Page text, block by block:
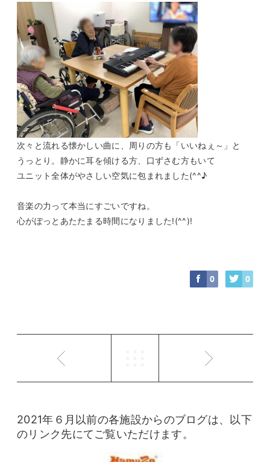
次々と流れる懐かしい曲に、周りの方も「いいねぇ～」と
うっとり。静かに耳を傾ける方、口ずさむ方もいて
ユニット全体がやさしい空気に包まれました(^^♪
音楽の力って本当にすごいですね。
心がぽっとあたたまる時間になりました!(^^)!
0 0
2021年６月以前の各施設からのブログは、以下
のリンク先にてご覧いただけます。